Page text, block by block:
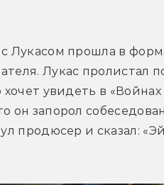
Лукасом прошла в
Лукас пролистал
хочет увидеть в
он запорол
продюсер и сказал: